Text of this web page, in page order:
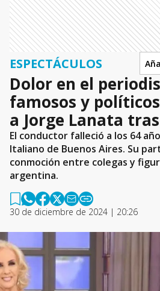
ESPECTÁCULOS
Dolor en el
famosos y
a Jorge Lanata
El conductor falleció a los 64
Italiano de Buenos Aires. Su
conmoción entre colegas y
argentina.
30 de diciembre de 2024 | 20:26